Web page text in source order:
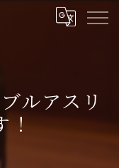
ルアスリ
！